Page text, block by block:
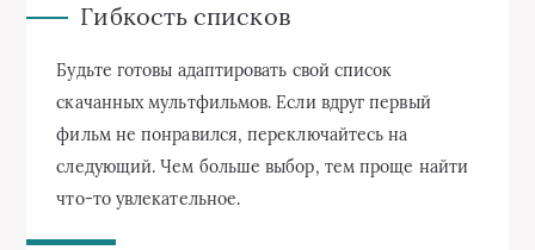
Гибкость списков
Будьте готовы адаптировать свой список
скачанных мультфильмов. Если вдруг первый
фильм не понравился, переключайтесь на
следующий. Чем больше выбор, тем проще найти
что-то увлекательное.